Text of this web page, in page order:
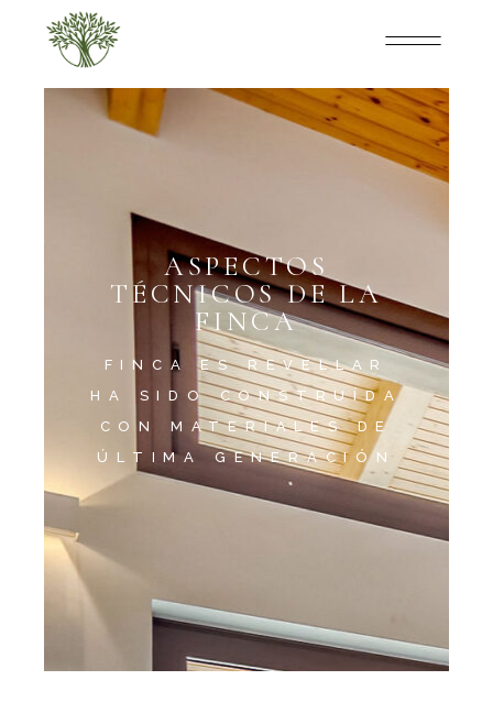
ASPECTOS
TÉCNICOS DE LA
FINCA
FINCA ES REVELLAR
HA SIDO CONSTRUÍDA
CON MATERIALES DE
ÚLTIMA GENERACIÓN